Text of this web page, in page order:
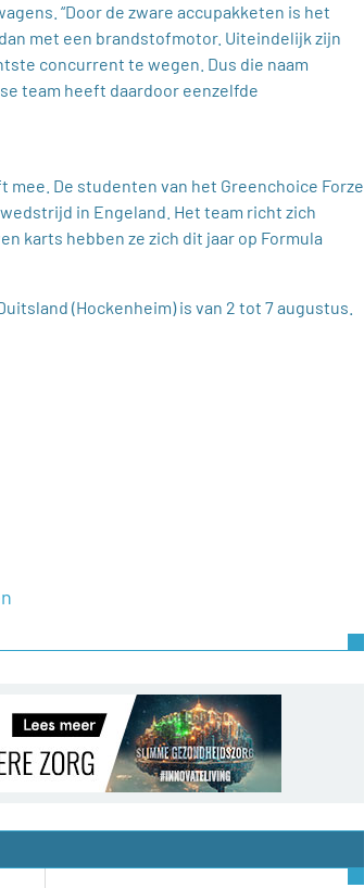
“Door de zware accupakketen is het
met een brandstofmotor. Uiteindelijk zijn
concurrent te wegen. Dus die naam
team heeft daardoor eenzelfde
De studenten van het Greenchoice Forze
in Engeland. Het team richt zich
karts hebben ze zich dit jaar op Formula
(Hockenheim) is van 2 tot 7 augustus.